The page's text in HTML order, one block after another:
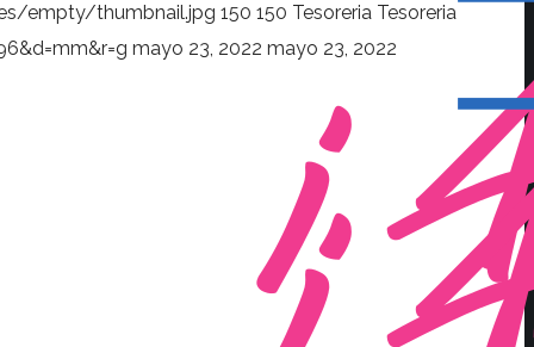
empty/thumbnail.jpg 150 150 Tesoreria Tesoreria
mayo 23, 2022 mayo 23, 2022